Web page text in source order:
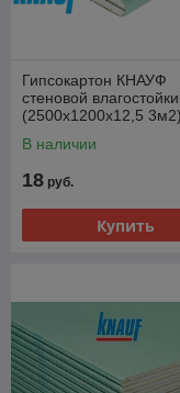
Гипсокартон КНАУФ
стеновой
(2500х1200х12,5 3м2)
В наличии
18 руб.
Купить